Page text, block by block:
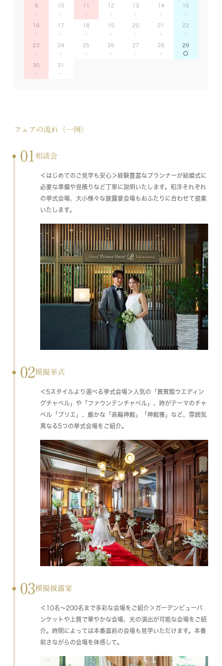
9 10 11 12 13 14 15
16 17 18 19 20 21 22
23 24 25 26 27 28 29
30 31
フェアの流れ（一例）
01 相談会
＜はじめてのご見学も安心＞経験豊富なプランナーが結婚式に
必要な準備や見積りなど丁寧に説明いたします。和洋それぞれ
の挙式会場、大小様々な披露宴会場もおふたりに合わせて提案
いたします。
02模擬挙式
＜5スタイルより選べる挙式会場＞人気の「貴賓館ウエディン
グチャペル」や「ファウンテンチャペル」、時がテーマのチャ
ペル「プリエ」、厳かな「高輪神殿」「神殿雅」など、雰囲気
異なる5つの挙式会場をご紹介。
03模擬披露宴
＜10名～200名まで多彩な会場をご紹介＞ガーデンビューバ
ンケットや上質で華やかな会場、光の演出が可能な会場をご紹
介。時間によっては本番直前の会場も見学いただけます。本番
前さながらの会場を体感して。